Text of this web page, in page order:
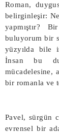
Roman,
belirginleşir:
yapmıştır?
buluyorum bir
yüzyılda bile
İnsan bu
mücadelesine,
bir romanla ve
Pavel, sürgün
evrensel bir